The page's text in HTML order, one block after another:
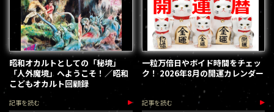
昭和オカルトとしての「秘境」
「人外魔境」へようこそ！／昭和
こどもオカルト回顧録
記事を読む
一粒万倍日やボイド時間をチェッ
ク！ 2026年8月の開運カレンダー
記事を読む